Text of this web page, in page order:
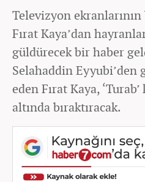
Televizyon ekranlarının
Fırat Kaya’dan
güldürecek bir haber
Selahaddin
eden Fırat Kaya,
altında bıraktıracak.